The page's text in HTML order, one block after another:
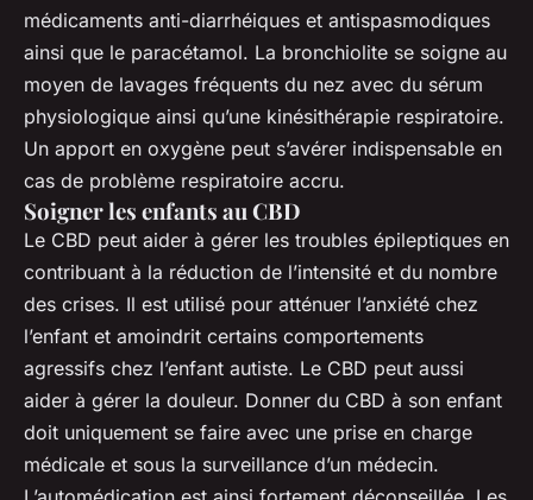
médicaments anti-diarrhéiques et antispasmodiques
ainsi que le paracétamol. La bronchiolite se soigne au
moyen de lavages fréquents du nez avec du sérum
physiologique ainsi qu’une kinésithérapie respiratoire.
Un apport en oxygène peut s’avérer indispensable en
cas de problème respiratoire accru.
Soigner les enfants au CBD
Le CBD peut aider à gérer les troubles épileptiques en
contribuant à la réduction de l’intensité et du nombre
des crises. Il est utilisé pour atténuer l’anxiété chez
l’enfant et amoindrit certains comportements
agressifs chez l’enfant autiste. Le CBD peut aussi
aider à gérer la douleur. Donner du CBD à son enfant
doit uniquement se faire avec une prise en charge
médicale et sous la surveillance d’un médecin.